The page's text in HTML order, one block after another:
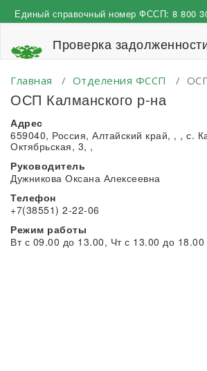
к
Единый справочный номер ФССП: 8 800
Проверка
Главная / Отделения ФССП /
ОСП Калманского р-на
Адрес
659040, Россия, Алтайский край, , , с.
Октябрьская, 3, ,
Руководитель
Дужникова Оксана Алексеевна
Телефон
+7(38551) 2-22-06
Режим работы
Вт с 09.00 до 13.00, Чт с 13.00 до 18.00